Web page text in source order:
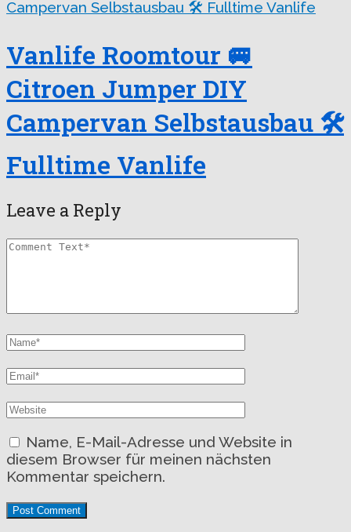
Vanlife Roomtour 🚐
Citroen Jumper DIY
Campervan Selbstausbau 🛠
Fulltime Vanlife
Leave a Reply
Name, E-Mail-Adresse und Website in
diesem Browser für meinen nächsten
Kommentar speichern.